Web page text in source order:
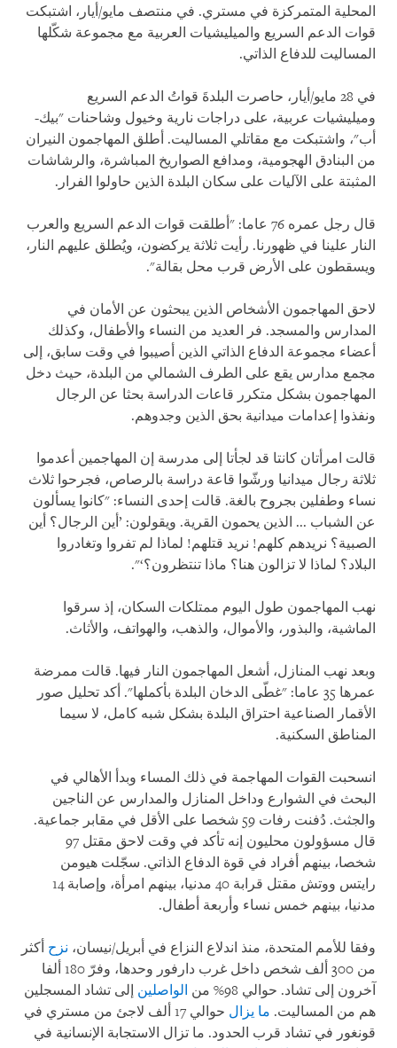
المحلية المتمركزة في مستري. في منتصف مايو/أيار، اشتبكت
قوات الدعم السريع والميليشيات العربية مع مجموعة شكّلها
المساليت للدفاع الذاتي.
في 28 مايو/أيار، حاصرت البلدةَ قواتُ الدعم السريع
وميليشيات عربية، على دراجات نارية وخيول وشاحنات "بيك-
أب"، واشتبكت مع مقاتلي المساليت. أطلق المهاجمون النيران
من البنادق الهجومية، ومدافع الصواريخ المباشرة، والرشاشات
المثبتة على الآليات على سكان البلدة الذين حاولوا الفرار.
قال رجل عمره 76 عاما: "أطلقت قوات الدعم السريع والعرب
النار علينا في ظهورنا. رأيت ثلاثة يركضون، ويُطلق عليهم النار،
ويسقطون على الأرض قرب محل بقالة".
لاحق المهاجمون الأشخاص الذين يبحثون عن الأمان في
المدارس والمسجد. فر العديد من النساء والأطفال، وكذلك
أعضاء مجموعة الدفاع الذاتي الذين أصيبوا في وقت سابق، إلى
مجمع مدارس يقع على الطرف الشمالي من البلدة، حيث دخل
المهاجمون بشكل متكرر قاعات الدراسة بحثا عن الرجال
ونفذوا إعدامات ميدانية بحق الذين وجدوهم.
قالت امرأتان كانتا قد لجأتا إلى مدرسة إن المهاجمين أعدموا
ثلاثة رجال ميدانيا ورشّوا قاعة دراسة بالرصاص، فجرحوا ثلاث
نساء وطفلين بجروح بالغة. قالت إحدى النساء: "كانوا يسألون
عن الشباب ... الذين يحمون القرية. ويقولون: ’أين الرجال؟ أين
الصبية؟ نريدهم كلهم! نريد قتلهم! لماذا لم تفروا وتغادروا
البلاد؟ لماذا لا تزالون هنا؟ ماذا تنتظرون؟‘".
نهب المهاجمون طول اليوم ممتلكات السكان، إذ سرقوا
الماشية، والبذور، والأموال، والذهب، والهواتف، والأثاث.
وبعد نهب المنازل، أشعل المهاجمون النار فيها. قالت ممرضة
عمرها 35 عاما: "غطّى الدخان البلدة بأكملها". أكد تحليل صور
الأقمار الصناعية احتراق البلدة بشكل شبه كامل، لا سيما
المناطق السكنية.
انسحبت القوات المهاجمة في ذلك المساء وبدأ الأهالي في
البحث في الشوارع وداخل المنازل والمدارس عن الناجين
والجثث. دُفنت رفات 59 شخصا على الأقل في مقابر جماعية.
قال مسؤولون محليون إنه تأكد في وقت لاحق مقتل 97
شخصا، بينهم أفراد في قوة الدفاع الذاتي. سجّلت هيومن
رايتس ووتش مقتل قرابة 40 مدنيا، بينهم امرأة، وإصابة 14
مدنيا، بينهم خمس نساء وأربعة أطفال.
وفقا للأمم المتحدة، منذ اندلاع النزاع في أبريل/نيسان، نزح أكثر
من 300 ألف شخص داخل غرب دارفور وحدها، وفرّ 180 ألفا
آخرون إلى تشاد. حوالي 98% من
الواصلين إلى تشاد المسجلين
هم من المساليت. ما يزال
حوالي 17 ألف لاجئ من مستري في
قونغور في تشاد قرب الحدود. ما تزال الاستجابة الإنسانية في